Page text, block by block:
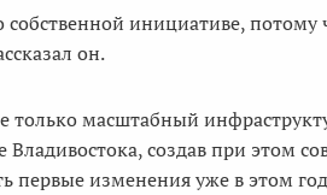
инициативе, потому
он.
только масштабный
создав при этом
первые изменения уже в этом